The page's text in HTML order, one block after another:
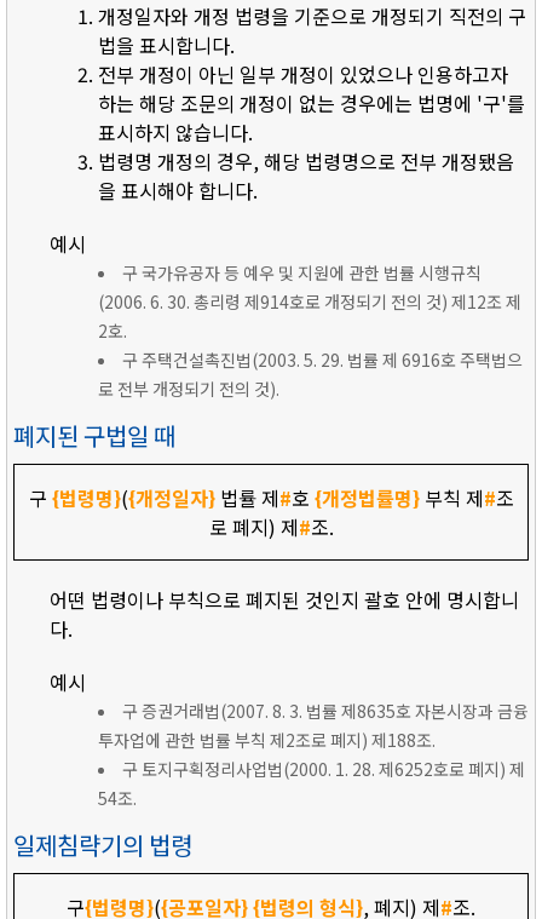
개정일자와 개정 법령을 기준으로 개정되기 직전의 구
법을 표시합니다.
전부 개정이 아닌 일부 개정이 있었으나 인용하고자
하는 해당 조문의 개정이 없는 경우에는 법명에 '구'를
표시하지 않습니다.
법령명 개정의 경우, 해당 법령명으로 전부 개정됐음
을 표시해야 합니다.
예시
구 국가유공자 등 예우 및 지원에 관한 법률 시행규칙
(2006. 6. 30. 총리령 제914호로 개정되기 전의 것) 제12조 제
2호.
구 주택건설촉진법(2003. 5. 29. 법률 제 6916호 주택법으
로 전부 개정되기 전의 것).
폐지된 구법일 때
구 {법령명}({개정일자}법률 제#호 {개정법률명}부칙 제#조
로 폐지) 제#조.
어떤 법령이나 부칙으로 폐지된 것인지 괄호 안에 명시합니
다.
예시
구 증권거래법(2007. 8. 3. 법률 제8635호 자본시장과 금융
투자업에 관한 법률 부칙 제2조로 폐지) 제188조.
구 토지구획정리사업법(2000. 1. 28. 제6252호로 폐지) 제
54조.
일제침략기의 법령
구{법령명}({공포일자}{법령의 형식}, 폐지) 제#조.